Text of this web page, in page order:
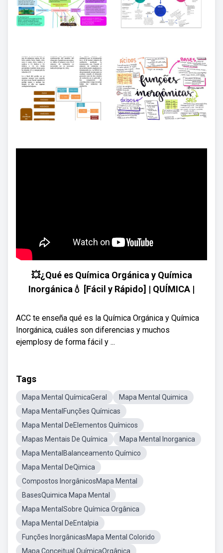
💥¿Qué es Química Orgánica y Química
Inorgánica💧 [Fácil y Rápido] | QUÍMICA |
ACC te enseña qué es la Química Orgánica y Química
Inorgánica, cuáles son diferencias y muchos
ejemplosy de forma fácil y ...
Tags
Mapa Mental QuímicaGeral
Mapa Mental Quimica
Mapa MentalFunções Químicas
Mapa Mental DeElementos Químicos
Mapas Mentais De Química
Mapa Mental Inorganica
Mapa MentalBalanceamento Químico
Mapa Mental DeQimica
Compostos InorgânicosMapa Mental
BasesQuimica Mapa Mental
Mapa MentalSobre Química Orgânica
Mapa Mental DeEntalpia
Funções InorgânicasMapa Mental Colorido
Mapa Conceitual QuímicaOrgânica